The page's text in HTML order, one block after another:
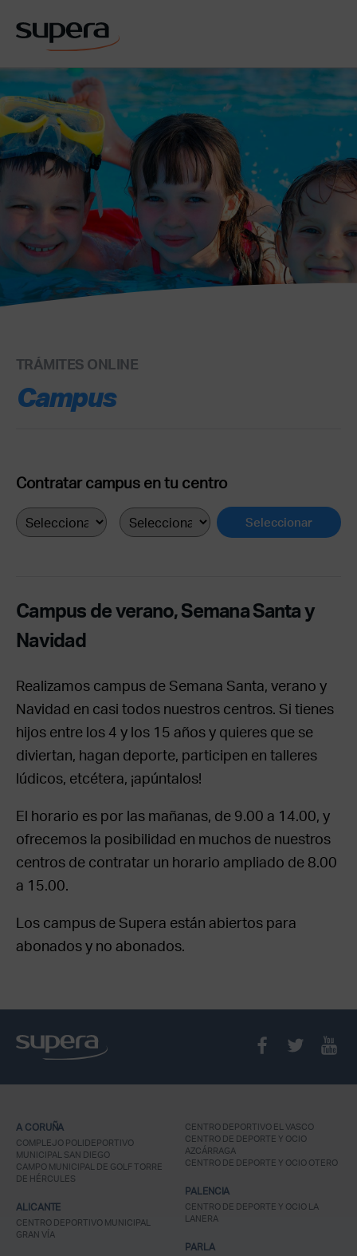
TRÁMITES ONLINE
Campus
Contratar campus en tu centro
Campus de verano, Semana Santa y
Navidad
Realizamos campus de Semana Santa, verano y
Navidad en casi todos nuestros centros. Si tienes
hijos entre los 4 y los 15 años y quieres que se
diviertan, hagan deporte, participen en talleres
lúdicos, etcétera, ¡apúntalos!
El horario es por las mañanas, de 9.00 a 14.00, y
ofrecemos la posibilidad en muchos de nuestros
centros de contratar un horario ampliado de 8.00
a 15.00.
Los campus de Supera están abiertos para
abonados y no abonados.
A CORUÑA
COMPLEJO POLIDEPORTIVO
MUNICIPAL SAN DIEGO
CAMPO MUNICIPAL DE GOLF TORRE
DE HÉRCULES
ALICANTE
CENTRO DEPORTIVO MUNICIPAL
GRAN VÍA
CENTRO DEPORTIVO EL VASCO
CENTRO DE DEPORTE Y OCIO
AZCÁRRAGA
CENTRO DE DEPORTE Y OCIO OTERO
PALENCIA
CENTRO DE DEPORTE Y OCIO LA
LANERA
PARLA